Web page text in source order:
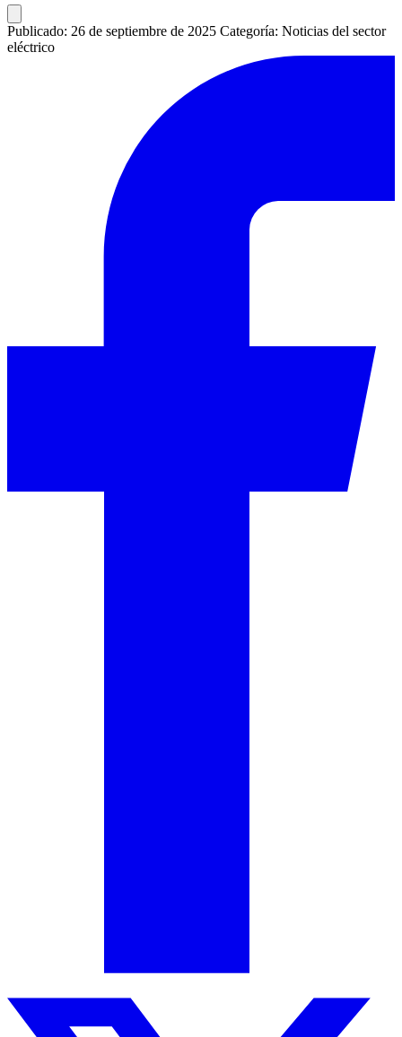
Publicado: 26 de septiembre de 2025 Categoría: Noticias del sector
eléctrico